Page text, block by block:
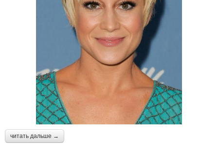
Стрижки для вьющихся
Стрижка без укладки
Стрижки для волнистых
волос
короткие стрижки
Многослойная стрижка
читать дальше →